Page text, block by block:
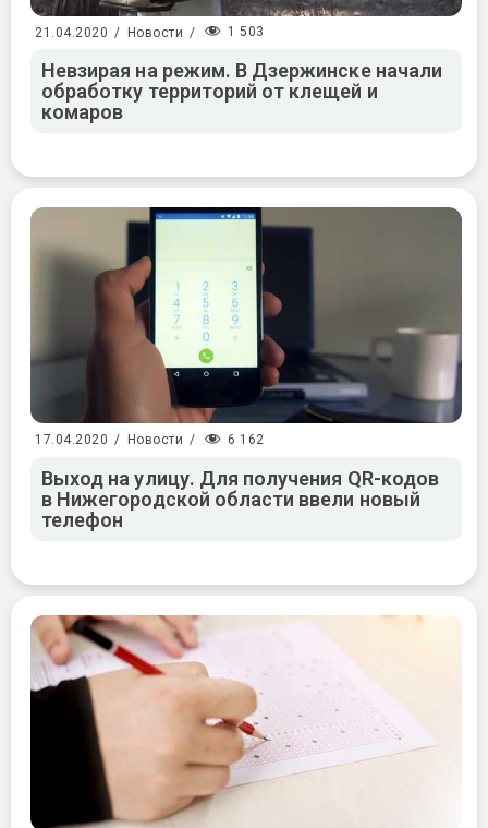
21.04.2020 / Новости / 1 503
Невзирая на режим. В Дзержинске начали
обработку территорий от клещей и
комаров
17.04.2020 / Новости / 6 162
Выход на улицу. Для получения QR-кодов
в Нижегородской области ввели новый
телефон